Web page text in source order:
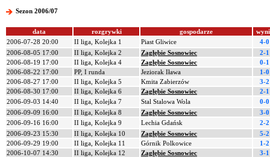
Sezon 2006/07
data rozgrywki gospodarze
2006-07-28 20:00
II liga, Kolejka 1 Piast Gliwice
4-0
2006-08-05 17:00
II liga, Kolejka 2 Zagłębie Sosnowiec
2-1
2006-08-19 17:00
II liga, Kolejka 4 Zagłębie Sosnowiec
0-1
2006-08-22 17:00
PP, I runda Jeziorak Iława
1-0
2006-08-27 17:00
II liga, Kolejka 5 Kmita Zabierzów
3-2
2006-08-30 17:00
II liga, Kolejka 6 Zagłębie Sosnowiec
2-1
2006-09-03 14:40
II liga, Kolejka 7 Stal Stalowa Wola
0-0
2006-09-09 16:00
II liga, Kolejka 8 Zagłębie Sosnowiec
3-0
2006-09-16 16:00
II liga, Kolejka 9 Lechia Gdańsk
2-2
2006-09-23 15:30
II liga, Kolejka 10 Zagłębie Sosnowiec
5-2
2006-09-29 19:00
II liga, Kolejka 11 Górnik Polkowice
1-2
2006-10-07 14:30
II liga, Kolejka 12 Zagłębie Sosnowiec
3-1